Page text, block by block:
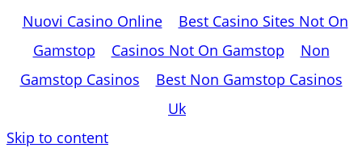
Nuovi Casino Online
Best Casino Sites Not On
Gamstop
Casinos Not On Gamstop
Non
Gamstop Casinos
Best Non Gamstop Casinos
Uk
Skip to content